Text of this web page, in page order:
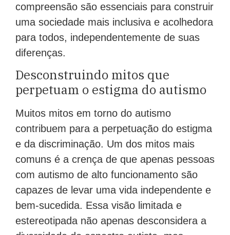
compreensão são essenciais para construir
uma sociedade mais inclusiva e acolhedora
para todos, independentemente de suas
diferenças.
Desconstruindo mitos que
perpetuam o estigma do autismo
Muitos mitos em torno do autismo
contribuem para a perpetuação do estigma
e da discriminação. Um dos mitos mais
comuns é a crença de que apenas pessoas
com autismo de alto funcionamento são
capazes de levar uma vida independente e
bem-sucedida. Essa visão limitada e
estereotipada não apenas desconsidera a